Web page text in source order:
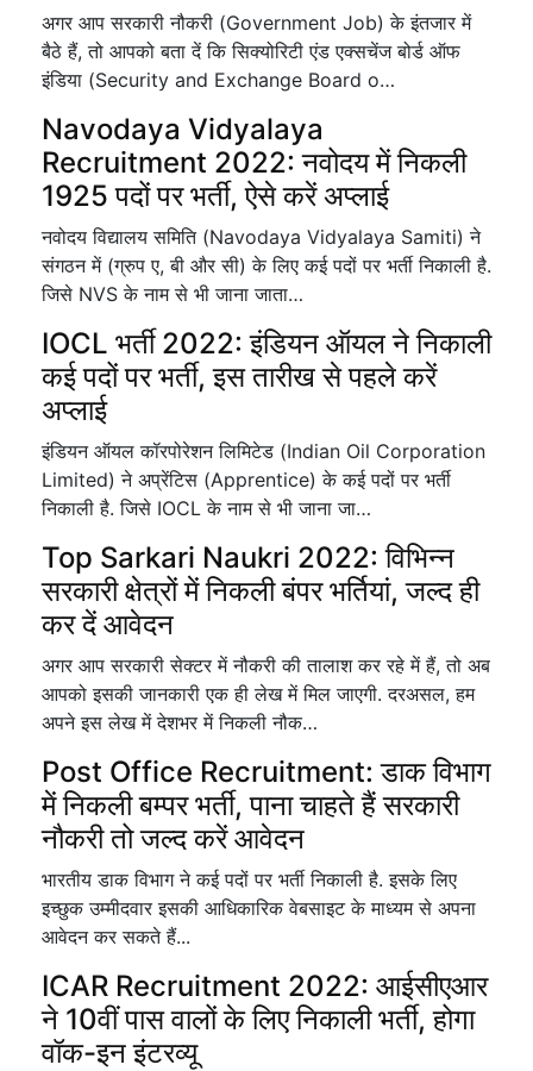
अगर आप सरकारी नौकरी (Government Job) के इंतजार में
बैठे हैं, तो आपको बता दें कि सिक्योरिटी एंड एक्सचेंज बोर्ड ऑफ
इंडिया (Security and Exchange Board o…
Navodaya Vidyalaya
Recruitment 2022: नवोदय में निकली
1925 पदों पर भर्ती, ऐसे करें अप्लाई
नवोदय विद्यालय समिति (Navodaya Vidyalaya Samiti) ने
संगठन में (ग्रुप ए, बी और सी) के लिए कई पदों पर भर्ती निकाली है.
जिसे NVS के नाम से भी जाना जाता…
IOCL भर्ती 2022: इंडियन ऑयल ने निकाली
कई पदों पर भर्ती, इस तारीख से पहले करें
अप्लाई
इंडियन ऑयल कॉरपोरेशन लिमिटेड (Indian Oil Corporation
Limited) ने अप्रेंटिस (Apprentice) के कई पदों पर भर्ती
निकाली है. जिसे IOCL के नाम से भी जाना जा…
Top Sarkari Naukri 2022: विभिन्न
सरकारी क्षेत्रों में निकली बंपर भर्तियां, जल्द ही
कर दें आवेदन
अगर आप सरकारी सेक्टर में नौकरी की तालाश कर रहे में हैं, तो अब
आपको इसकी जानकारी एक ही लेख में मिल जाएगी. दरअसल, हम
अपने इस लेख में देशभर में निकली नौक…
Post Office Recruitment: डाक विभाग
में निकली बम्पर भर्ती, पाना चाहते हैं सरकारी
नौकरी तो जल्द करें आवेदन
भारतीय डाक विभाग ने कई पदों पर भर्ती निकाली है. इसके लिए
इच्छुक उम्मीदवार इसकी आधिकारिक वेबसाइट के माध्यम से अपना
आवेदन कर सकते हैं...
ICAR Recruitment 2022: आईसीएआर
ने 10वीं पास वालों के लिए निकाली भर्ती, होगा
वॉक-इन इंटरव्यू